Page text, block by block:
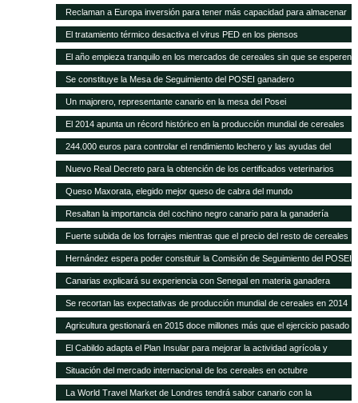
con seis millones de euros
Reclaman a Europa inversión para tener más capacidad para almacenar
cereal y oleaginosas
El tratamiento térmico desactiva el virus PED en los piensos
El año empieza tranquilo en los mercados de cereales sin que se esperen
cambios en meses
Se constituye la Mesa de Seguimiento del POSEI ganadero
Un majorero, representante canario en la mesa del Posei
El 2014 apunta un récord histórico en la producción mundial de cereales
244.000 euros para controlar el rendimiento lechero y las ayudas del
POSEI
Nuevo Real Decreto para la obtención de los certificados veterinarios
para comercio exterior
Queso Maxorata, elegido mejor queso de cabra del mundo
Resaltan la importancia del cochino negro canario para la ganadería
isleña
Fuerte subida de los forrajes mientras que el precio del resto de cereales
se mantiene fijo
Hernández espera poder constituir la Comisión de Seguimiento del POSEI
ganadero antes de finales de año
Canarias explicará su experiencia con Senegal en materia ganadera
Se recortan las expectativas de producción mundial de cereales en 2014
a pesar de las cosechas récord de maíz y trigo
Agricultura gestionará en 2015 doce millones más que el ejercicio pasado
y alcanza los 418,9 millones de euros
El Cabildo adapta el Plan Insular para mejorar la actividad agrícola y
ganadera
Situación del mercado internacional de los cereales en octubre
La World Travel Market de Londres tendrá sabor canario con la